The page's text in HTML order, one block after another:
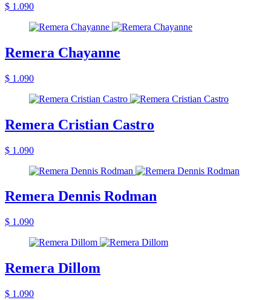
$ 1.090
Remera Chayanne
$ 1.090
Remera Cristian Castro
$ 1.090
Remera Dennis Rodman
$ 1.090
Remera Dillom
$ 1.090